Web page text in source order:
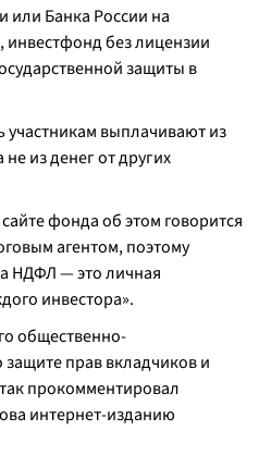
или Банка России на
инвестфонд без лицензии
защиты в
участникам выплачивают из
из денег от других
фонда об этом говорится
агентом, поэтому
НДФЛ — это личная
инвестора».
общественно-
прав вкладчиков и
так прокомментировал
интернет-изданию